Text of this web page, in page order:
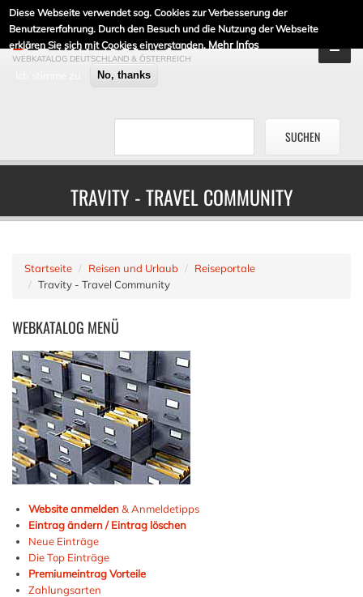
Diese Webseite verwendet sog. Cookies zur Verbesserung der
Benutzererfahrung. Durch den Besuch und die Nutzung der Webseite
erklären Sie sich mit Cookies einverstanden. Mehr Infos
No, thanks
DE-LINKLISTE.DE
WEBKATALOG DEUTSCHLAND & ÖSTERREICH
TRAVITY - TRAVEL COMMUNITY
Startseite Reisen und Urlaub
Reiseportale
Travity - Travel Community
WEBKATALOG MENÜ
Website anmelden& Anmeldetipps
Eintrag ändern / Eintrag löschen
Neue Einträge
Die Top Einträge
Premiumeintrag Vorteile
Zahlungsarten